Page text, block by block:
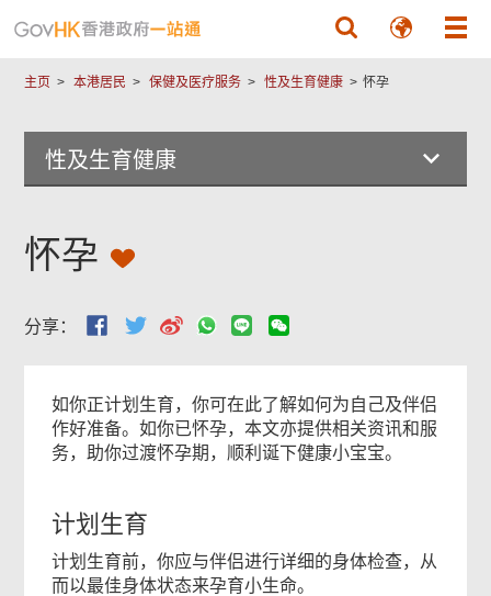
主页 本港居民 保健及医疗服务 性及生育健康 怀孕
性及生育健康
怀孕
分享：
如你正计划生育，你可在此了解如何为自己及伴侣
作好准备。如你已怀孕，本文亦提供相关资讯和服
务，助你过渡怀孕期，顺利诞下健康小宝宝。
计划生育
计划生育前，你应与伴侣进行详细的身体检查，从
而以最佳身体状态来孕育小生命。